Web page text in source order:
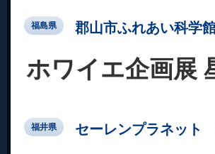
福島県 郡山市ふれあい科学
ホワイエ企画展
福井県 セーレンプラネット